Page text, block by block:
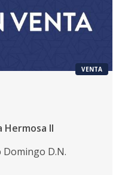
VENTA
Hermosa II
Domingo D.N.